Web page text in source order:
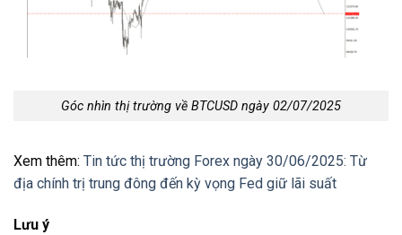
Góc nhìn thị trường về BTCUSD ngày 02/07/2025
Xem thêm: Tin tức thị trường Forex ngày 30/06/2025: Từ
địa chính trị trung đông đến kỳ vọng Fed giữ lãi suất
Lưu ý